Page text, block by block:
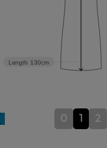
Length 130cm
0 1 2